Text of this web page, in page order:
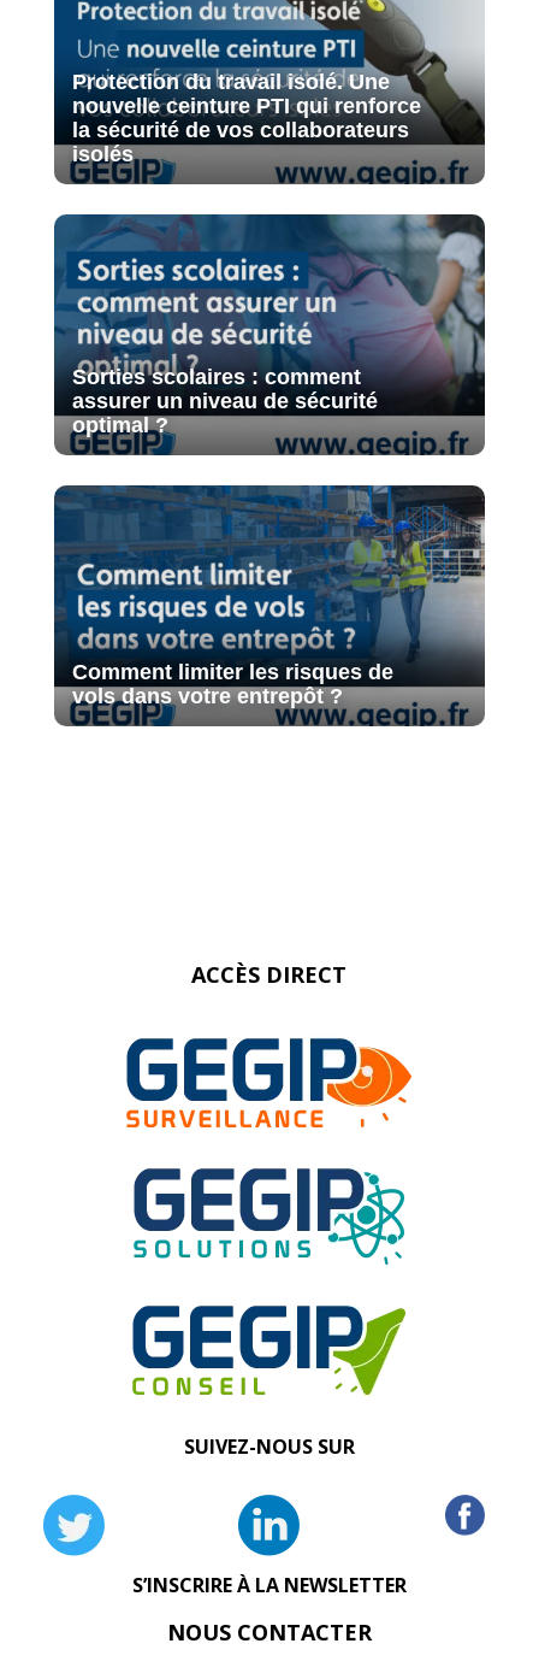
Protection du travail isolé. Une
nouvelle ceinture PTI qui renforce
la sécurité de vos collaborateurs
isolés
Sorties scolaires : comment
assurer un niveau de sécurité
optimal ?
Comment limiter les risques de
vols dans votre entrepôt ?
ACCÈS DIRECT
SUIVEZ-NOUS SUR
S’INSCRIRE À LA NEWSLETTER
NOUS CONTACTER